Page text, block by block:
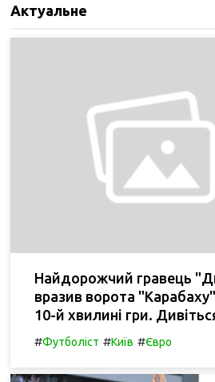
Актуальне
Найдорожчий гравець
вразив ворота
10-й хвилині гри.
#Футболіст #Київ #Євро